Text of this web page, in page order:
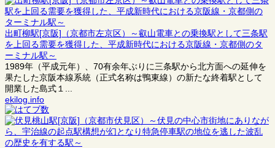
出町柳駅[京阪]（京都市左京区）～叡山電車との乗換駅として三条駅
を上回る需要を獲得した、平成新時代における京阪線・京都側のタ
ーミナル駅～
1989年（平成元年）、70有余年ぶりに三条駅から北方面への延伸を
果たした京阪本線系統（正式名称は鴨東線）の新たな終着駅として
開業した島式１...
ekilog.info